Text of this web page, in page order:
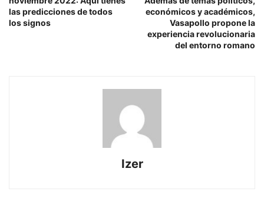
las predicciones de todos
los signos
económicos y académicos,
Vasapollo propone la
experiencia revolucionaria
del entorno romano
Izer